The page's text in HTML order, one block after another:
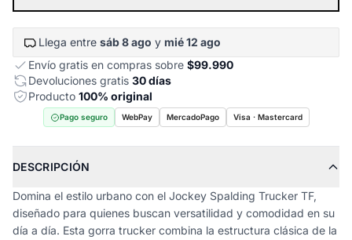
Llega entre sáb 8 ago y mié 12 ago
Envío gratis en compras sobre $99.990
Devoluciones gratis 30 días
Producto 100% original
Pago seguro WebPay MercadoPago Visa · Mastercard
DESCRIPCIÓN
Domina el estilo urbano con el Jockey Spalding Trucker TF,
diseñado para quienes buscan versatilidad y comodidad en su
día a día. Esta gorra trucker combina la estructura clásica de la